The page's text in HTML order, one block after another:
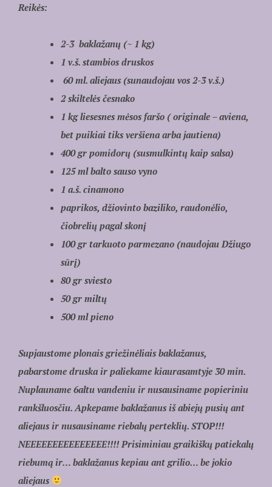
Reikės:
2-3 baklažanų (~ 1 kg)
1 v.š. stambios druskos
60 ml. aliejaus (sunaudojau vos 2-3 v.š.)
2 skiltelės česnako
1 kg liesesnes mėsos faršo ( originale – aviena,
bet puikiai tiks veršiena arba jautiena)
400 gr pomidorų (susmulkintų kaip salsa)
125 ml balto sauso vyno
1 a.š. cinamono
paprikos, džiovinto baziliko, raudonėlio,
čiobrelių pagal skonį
100 gr tarkuoto parmezano (naudojau Džiugo
sūrį)
80 gr sviesto
50 gr miltų
500 ml pieno
Supjaustome plonais griežinėliais baklažanus,
pabarstome druska ir paliekame kiaurasamtyje 30 min.
Nuplauname 6altu vandeniu ir nusausiname popieriniu
rankšluosčiu. Apkepame baklažanus iš abiejų pusių ant
aliejaus ir nusausiname riebalų perteklių. STOP!!!
NEEEEEEEEEEEEEEE!!!! Prisiminiau graikiškų patiekalų
riebumą ir… baklažanus kepiau ant grilio… be jokio
aliejaus